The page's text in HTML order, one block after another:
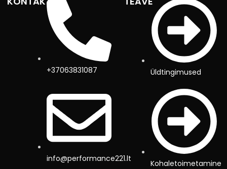
+37063831087
info@performance221.lt
Üldtingimused
Kohaletoimetamine